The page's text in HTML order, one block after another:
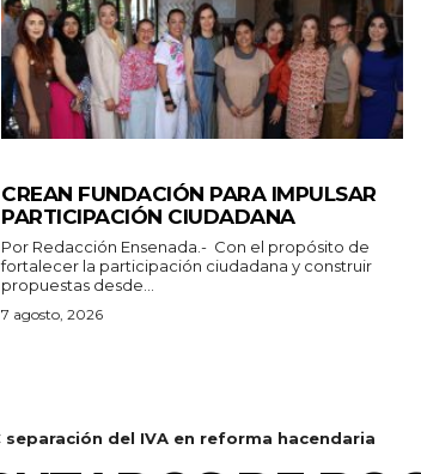
CREAN FUNDACIÓN PARA IMPULSAR
PARTICIPACIÓN CIUDADANA
Por Redacción Ensenada.- Con el propósito de
fortalecer la participación ciudadana y construir
propuestas desde...
7 agosto, 2026